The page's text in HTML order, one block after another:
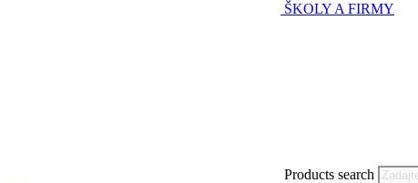
ŠKOLY A FIRMY
Products search